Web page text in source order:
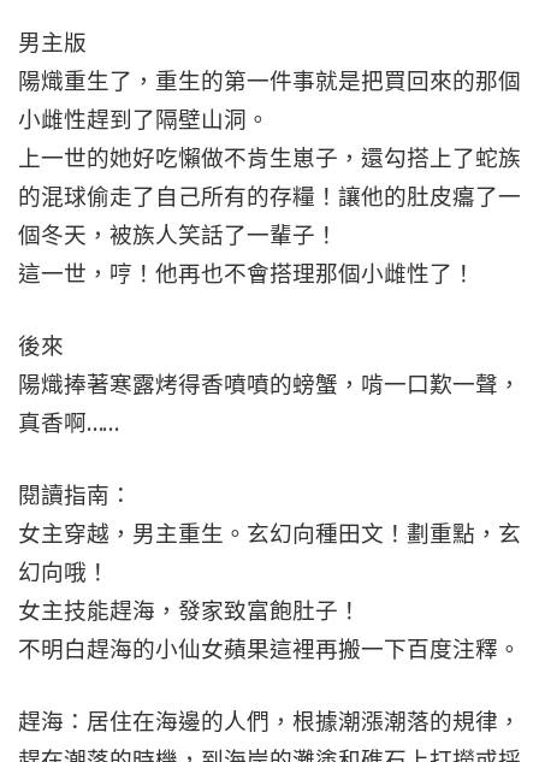
男主版
陽熾重生了，重生的第一件事就是把買回來的那個
小雌性趕到了隔壁山洞。
上一世的她好吃懶做不肯生崽子，還勾搭上了蛇族
的混球偷走了自己所有的存糧！讓他的肚皮癟了一
個冬天，被族人笑話了一輩子！
這一世，哼！他再也不會搭理那個小雌性了！
後來
陽熾捧著寒露烤得香噴噴的螃蟹，啃一口歎一聲，
真香啊……
閱讀指南：
女主穿越，男主重生。玄幻向種田文！劃重點，玄
幻向哦！
女主技能趕海，發家致富飽肚子！
不明白趕海的小仙女蘋果這裡再搬一下百度注釋。
趕海：居住在海邊的人們，根據潮漲潮落的規律，